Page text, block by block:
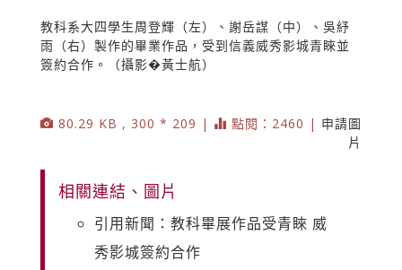
教科系大四學生周登輝（左）、謝岳謀（中）、吳紓
雨（右）製作的畢業作品，受到信義威秀影城青睞並
簽約合作。（攝影�黃士航）
80.29 KB , 300 * 209 | 點閱：2460 | 申請圖
片
相關連結、圖片
引用新聞：教科畢展作品受青睞 威
秀影城簽約合作